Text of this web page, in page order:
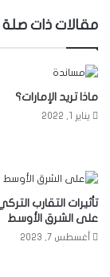
مقالات ذات صلة
ماذا تريد الإمارات؟
يناير 1, 2022
تأثيرات التقارب
على الشرق الأوسط
أغسطس 7, 2023